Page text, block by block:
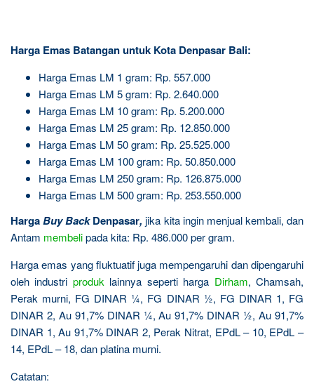
Harga Emas Batangan untuk Kota Denpasar Bali:
Harga Emas LM 1 gram: Rp. 557.000
Harga Emas LM 5 gram: Rp. 2.640.000
Harga Emas LM 10 gram: Rp. 5.200.000
Harga Emas LM 25 gram: Rp. 12.850.000
Harga Emas LM 50 gram: Rp. 25.525.000
Harga Emas LM 100 gram: Rp. 50.850.000
Harga Emas LM 250 gram: Rp. 126.875.000
Harga Emas LM 500 gram: Rp. 253.550.000
HargaBuy BackDenpasar, jika kita ingin menjual kembali, dan
Antam membelipada kita: Rp. 486.000 per gram.
Harga emas yang fluktuatif juga mempengaruhi dan dipengaruhi
oleh industri produk lainnya seperti harga Dirham, Chamsah,
Perak murni, FG DINAR ¼, FG DINAR ½, FG DINAR 1, FG
DINAR 2, Au 91,7% DINAR ¼, Au 91,7% DINAR ½, Au 91,7%
DINAR 1, Au 91,7% DINAR 2, Perak Nitrat, EPdL – 10, EPdL –
14, EPdL – 18, dan platina murni.
Catatan: